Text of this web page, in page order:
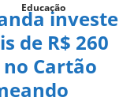
Educaçãoinveste
de R$ 260
Cartão